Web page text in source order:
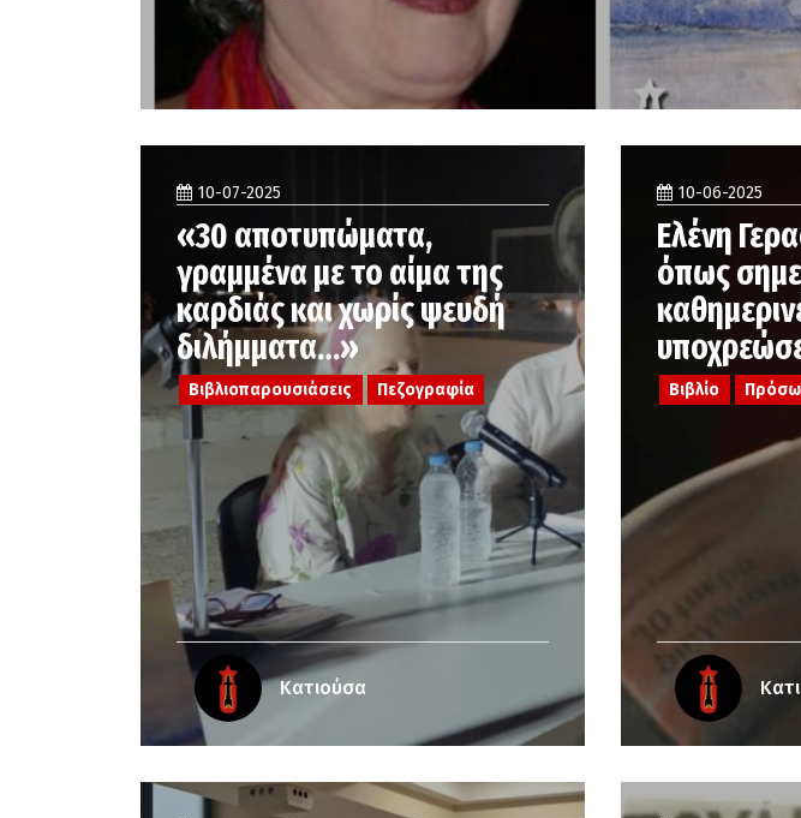
10-07-2025
«30 αποτυπώματα,
γραμμένα με το αίμα της
καρδιάς και χωρίς ψευδή
διλήμματα…»
Βιβλιοπαρουσιάσεις Πεζογραφία
Κατιούσα
10-06-2025
Ελένη
όπως
Βιβλίο